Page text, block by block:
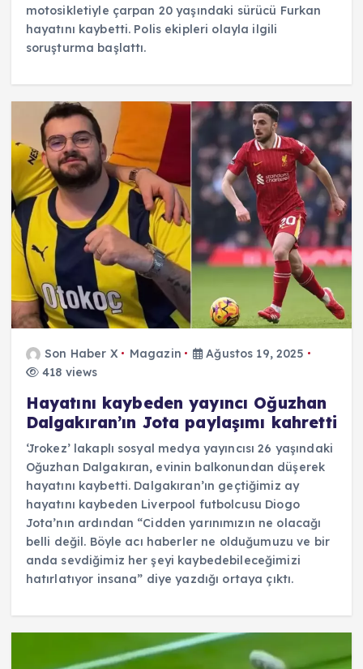
motosikletiyle çarpan 20 yaşındaki sürücü Furkan
hayatını kaybetti. Polis ekipleri olayla ilgili
soruşturma başlattı.
Son Haber X Magazin
Ağustos 19, 2025
418 views
Hayatını kaybeden yayıncı Oğuzhan
Dalgakıran’ın Jota paylaşımı kahretti
‘Jrokez’ lakaplı sosyal medya yayıncısı 26 yaşındaki
Oğuzhan Dalgakıran, evinin balkonundan düşerek
hayatını kaybetti. Dalgakıran’ın geçtiğimiz ay
hayatını kaybeden Liverpool futbolcusu Diogo
Jota’nın ardından “Cidden yarınımızın ne olacağı
belli değil. Böyle acı haberler ne olduğumuzu ve bir
anda sevdiğimiz her şeyi kaybedebileceğimizi
hatırlatıyor insana” diye yazdığı ortaya çıktı.